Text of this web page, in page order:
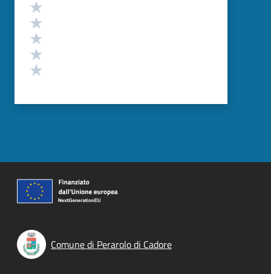
Valutazione
Comune di Perarolo di Cadore